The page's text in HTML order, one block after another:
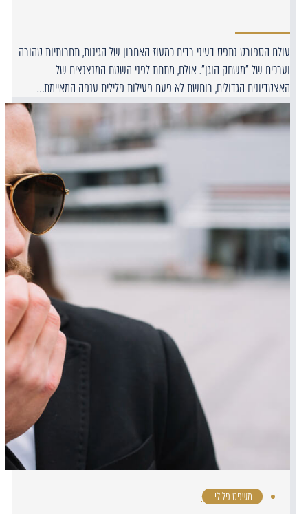
עולם הספורט נתפס בעיני רבים כמעוז האחרון של הגינות, תחרותיות טהורה
וערכים של "משחק הוגן". אולם, מתחת לפני השטח המנצנצים של
האצטדיונים הגדולים, רוחשת לא פעם פעילות פלילית ענפה המאיימת…
משפט פלילי ·